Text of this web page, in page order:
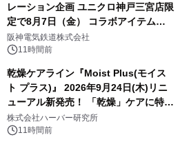
レーション企画 ユニクロ神戸三宮店限
定で8月7日（金） コラボアイテムが
発売決定！
阪神電気鉄道株式会社
11時間前
乾燥ケアライン『Moist Plus(モイス
ト プラス)』 2026年9月24日(木)リニ
ューアル新発売！ 「乾燥」ケアに特化
し、ライン使いで潤いに満ちた肌へ
株式会社ハーバー研究所
11時間前